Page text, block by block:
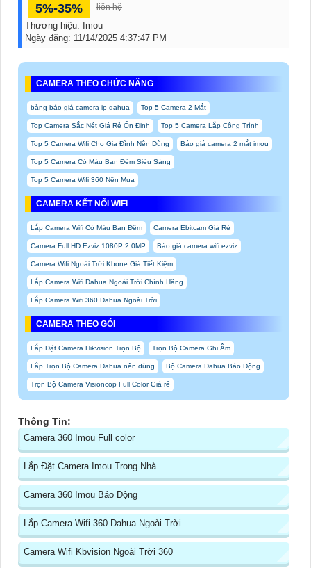
5%-35% liên hệ
Thương hiệu: Imou
Ngày đăng: 11/14/2025 4:37:47 PM
CAMERA THEO CHỨC NĂNG
bảng báo giá camera ip dahua Top 5 Camera 2 Mắt
Top Camera Sắc Nét Giá Rẻ Ổn Định Top 5 Camera Lắp Công Trình
Top 5 Camera Wifi Cho Gia Đình Nên Dùng Báo giá camera 2 mắt imou
Top 5 Camera Có Màu Ban Đêm Siêu Sáng
Top 5 Camera Wifi 360 Nên Mua
CAMERA KẾT NỐI WIFI
Lắp Camera Wifi Có Màu Ban Đêm Camera Ebitcam Giá Rẻ
Camera Full HD Ezviz 1080P 2.0MP Báo giá camera wifi ezviz
Camera Wifi Ngoài Trời Kbone Giá Tiết Kiệm
Lắp Camera Wifi Dahua Ngoài Trời Chính Hãng
Lắp Camera Wifi 360 Dahua Ngoài Trời
CAMERA THEO GÓI
Lắp Đặt Camera Hikvision Trọn Bộ Trọn Bộ Camera Ghi Âm
Lắp Trọn Bộ Camera Dahua nên dùng Bộ Camera Dahua Báo Động
Trọn Bộ Camera Visioncop Full Color Giá rẻ
Thông Tin:
Camera 360 Imou Full color
Lắp Đặt Camera Imou Trong Nhà
Camera 360 Imou Báo Động
Lắp Camera Wifi 360 Dahua Ngoài Trời
Camera Wifi Kbvision Ngoài Trời 360